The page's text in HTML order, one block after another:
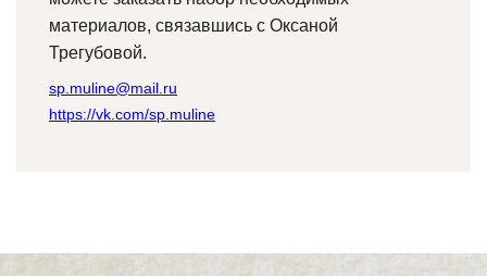
материалов, связавшись с Оксаной
Трегубовой.
sp.muline@mail.ru
https://vk.com/sp.muline